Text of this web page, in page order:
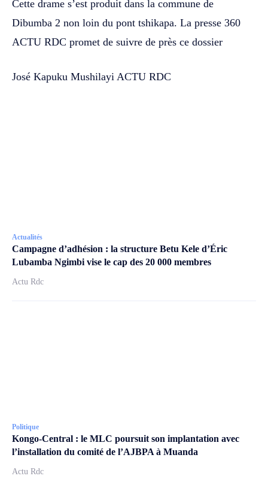
Cette drame s’est produit dans la commune de
Dibumba 2 non loin du pont tshikapa. La presse 360
ACTU RDC promet de suivre de près ce dossier
José Kapuku Mushilayi ACTU RDC
Actualités
Campagne d’adhésion : la structure Betu Kele d’Éric
Lubamba Ngimbi vise le cap des 20 000 membres
Actu Rdc
Politique
Kongo-Central : le MLC poursuit son implantation avec
l’installation du comité de l’AJBPA à Muanda
Actu Rdc